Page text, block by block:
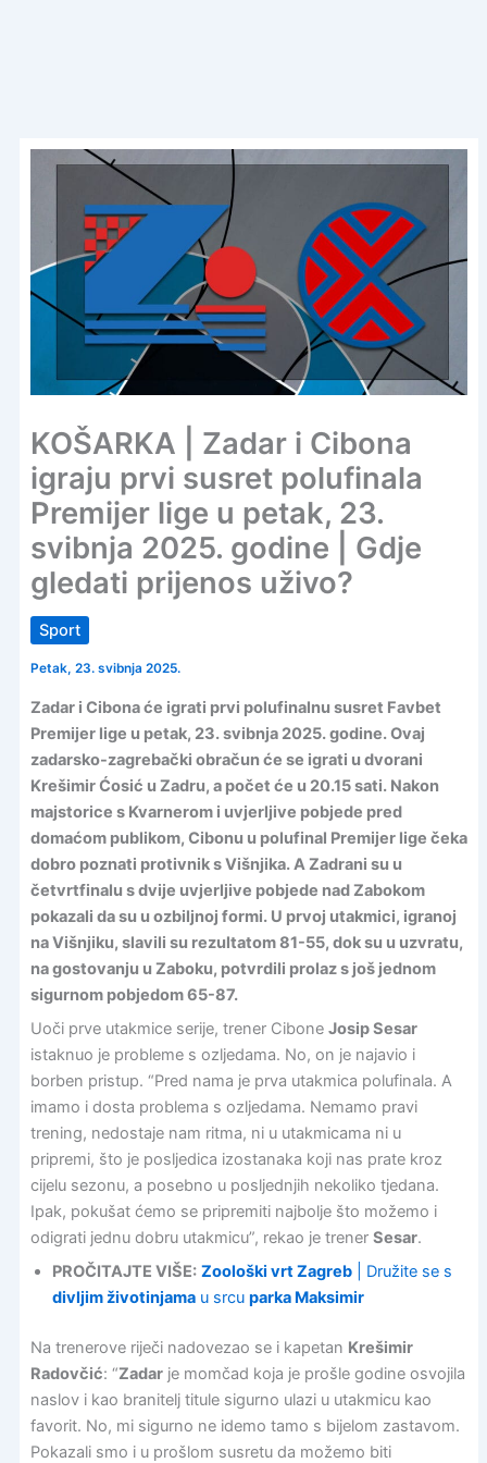
KOŠARKA | Zadar i Cibona
igraju prvi susret polufinala
Premijer lige u petak, 23.
svibnja 2025. godine | Gdje
gledati prijenos uživo?
Sport
Petak, 23. svibnja 2025.
Zadar i Cibona će igrati prvi polufinalnu susret Favbet
Premijer lige u petak, 23. svibnja 2025. godine. Ovaj
zadarsko-zagrebački obračun će se igrati u dvorani
Krešimir Ćosić u Zadru, a počet će u 20.15 sati. Nakon
majstorice s Kvarnerom i uvjerljive pobjede pred
domaćom publikom, Cibonu u polufinal Premijer lige čeka
dobro poznati protivnik s Višnjika. A Zadrani su u
četvrtfinalu s dvije uvjerljive pobjede nad Zabokom
pokazali da su u ozbiljnoj formi. U prvoj utakmici, igranoj
na Višnjiku, slavili su rezultatom 81-55, dok su u uzvratu,
na gostovanju u Zaboku, potvrdili prolaz s još jednom
sigurnom pobjedom 65-87.
Uoči prve utakmice serije, trener Cibone Josip Sesar
istaknuo je probleme s ozljedama. No, on je najavio i
borben pristup. “Pred nama je prva utakmica polufinala. A
imamo i dosta problema s ozljedama. Nemamo pravi
trening, nedostaje nam ritma, ni u utakmicama ni u
pripremi, što je posljedica izostanaka koji nas prate kroz
cijelu sezonu, a posebno u posljednjih nekoliko tjedana.
Ipak, pokušat ćemo se pripremiti najbolje što možemo i
odigrati jednu dobru utakmicu”, rekao je trener Sesar.
PROČITAJTE VIŠE: Zoološki vrt Zagreb| Družite se s
divljim životinjamau srcu parka Maksimir
Na trenerove riječi nadovezao se i kapetan Krešimir
Radovčić: “Zadarje momčad koja je prošle godine osvojila
naslov i kao branitelj titule sigurno ulazi u utakmicu kao
favorit. No, mi sigurno ne idemo tamo s bijelom zastavom.
Pokazali smo i u prošlom susretu da možemo biti